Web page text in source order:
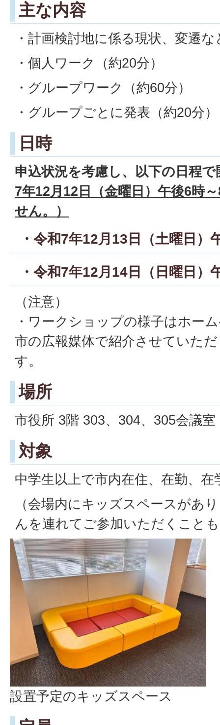
主な内容
・計画検討地に係る現状、変遷
・個人ワーク（約20分）
・グループワーク（約60分）
・グループごとに発表（約20分）
日時
申込状況を考慮し、以下の日程
7年12月12日（金曜日）午後6時
せん。）
・令和7年12月13日（土曜日）
・令和7年12月14日（日曜日）
（注意）
・ワークショップの様子はホー
市の広報媒体で紹介させていた
す。
場所
市役所 3階 303、304、305会議室
対象
中学生以上で市内在住、在勤、在
（会場内にキッズスペースがあ
んを連れてご参加いただくこと
設置予定のキッズスペース